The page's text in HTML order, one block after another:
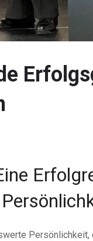
Persönlichkeit,